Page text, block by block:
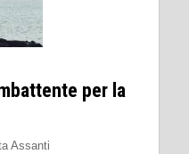
per la
Assanti